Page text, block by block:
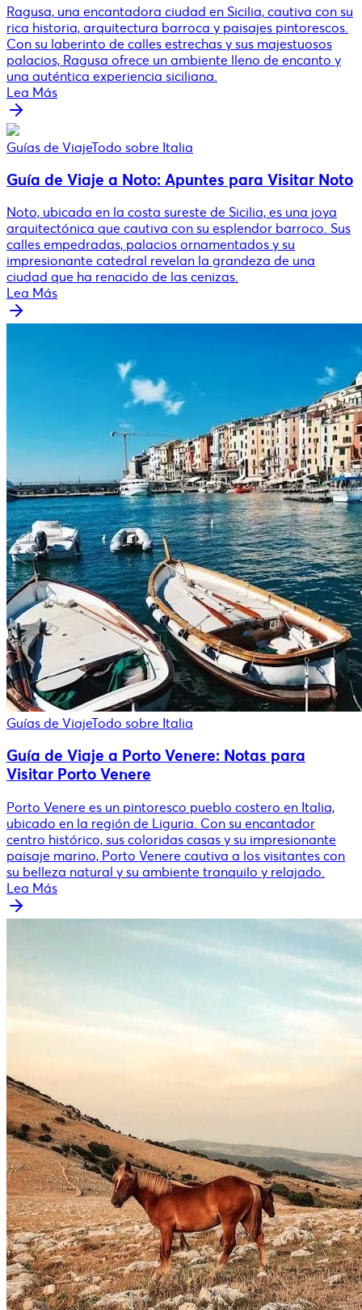
Ragusa, una encantadora ciudad en Sicilia, cautiva con su
rica historia, arquitectura barroca y paisajes pintorescos.
Con su laberinto de calles estrechas y sus majestuosos
palacios, Ragusa ofrece un ambiente lleno de encanto y
una auténtica experiencia siciliana.
Lea Más
Guías de ViajeTodo sobre Italia
Guía de Viaje a Noto: Apuntes para Visitar Noto
Noto, ubicada en la costa sureste de Sicilia, es una joya
arquitectónica que cautiva con su esplendor barroco. Sus
calles empedradas, palacios ornamentados y su
impresionante catedral revelan la grandeza de una
ciudad que ha renacido de las cenizas.
Lea Más
Guías de ViajeTodo sobre Italia
Guía de Viaje a Porto Venere: Notas para
Visitar Porto Venere
Porto Venere es un pintoresco pueblo costero en Italia,
ubicado en la región de Liguria. Con su encantador
centro histórico, sus coloridas casas y su impresionante
paisaje marino, Porto Venere cautiva a los visitantes con
su belleza natural y su ambiente tranquilo y relajado.
Lea Más